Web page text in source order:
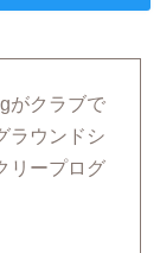
がクラブで
ラウンドシ
リープログ